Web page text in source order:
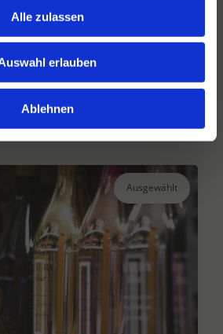
Alle zulassen
erlauben
Ablehnen
Getränkegroßhändler
Ausgewählt